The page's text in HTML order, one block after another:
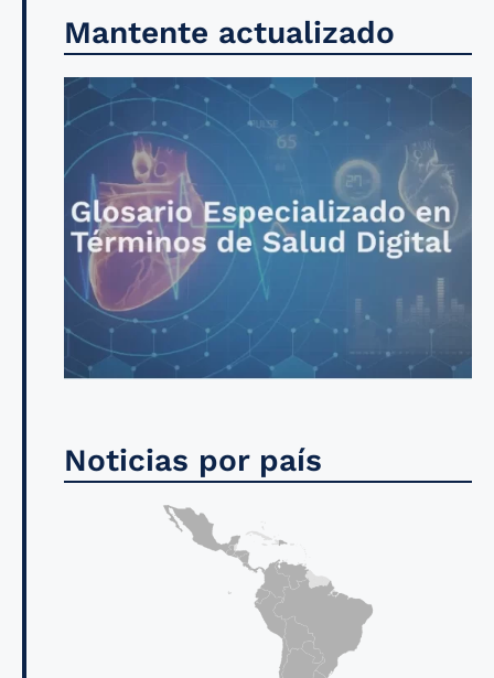
Mantente actualizado
Noticias por país